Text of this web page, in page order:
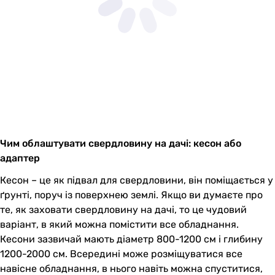
Чим облаштувати свердловину на дачі: кесон або
адаптер
Кесон – це як підвал для свердловини, він поміщається у
ґрунті, поруч із поверхнею землі. Якщо ви думаєте про
те, як заховати свердловину на дачі, то це чудовий
варіант, в який можна помістити все обладнання.
Кесони зазвичай мають діаметр 800-1200 см і глибину
1200-2000 см. Всередині може розміщуватися все
навісне обладнання, в нього навіть можна спуститися,